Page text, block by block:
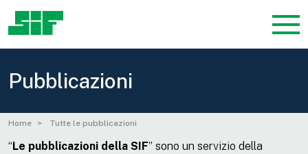
Pubblicazioni
Home Tutte le pubblicazioni
“ Le pubblicazioni della SIF” sono un servizio della